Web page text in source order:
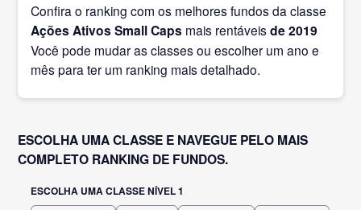
Confira o ranking com os melhores fundos da classe
Ações Ativos Small Caps mais rentáveisde 2019
Você pode mudar as classes ou escolher um ano e
mês para ter um ranking mais detalhado.
ESCOLHA UMA CLASSE E NAVEGUE PELO MAIS
COMPLETO RANKING DE FUNDOS.
ESCOLHA UMA CLASSE NÍVEL 1